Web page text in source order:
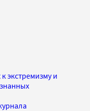
экстремизму и